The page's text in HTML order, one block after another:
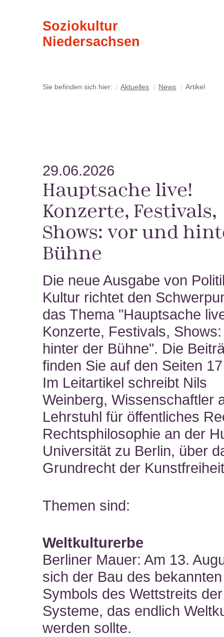
Soziokultur
Niedersachsen
Sie befinden sich hier: Aktuelles News Artikel
29.06.2026
Hauptsache live!
Konzerte, Festivals,
Shows: vor und
Bühne
Die neue Ausgabe von
Kultur richtet den
das Thema "Hauptsache
Konzerte, Festivals,
hinter der Bühne". Die
finden Sie auf den Seiten
Im Leitartikel schreibt Nils
Weinberg, Wissenschaftler
Lehrstuhl für öffentliches
Rechtsphilosophie an der
Universität zu Berlin, über
Grundrecht der
Themen sind:
Weltkulturerbe
Berliner Mauer: Am 13.
sich der Bau des bekannten
Symbols des Wettstreits der
Systeme, das endlich
werden sollte.